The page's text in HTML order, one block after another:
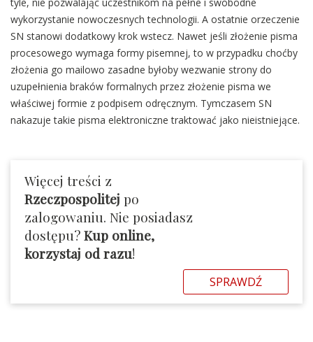
wykorzystanie nowoczesnych technologii. A ostatnie orzeczenie
SN stanowi dodatkowy krok wstecz. Nawet jeśli złożenie pisma
procesowego wymaga formy pisemnej, to w przypadku choćby
złożenia go mailowo zasadne byłoby wezwanie strony do
uzupełnienia braków formalnych przez złożenie pisma we
właściwej formie z podpisem odręcznym. Tymczasem SN
nakazuje takie pisma elektroniczne traktować jako nieistniejące.
Więcej treści z
Rzeczpospolitej po
zalogowaniu. Nie posiadasz
dostępu?Kup online,
korzystaj od razu!
SPRAWDŹ